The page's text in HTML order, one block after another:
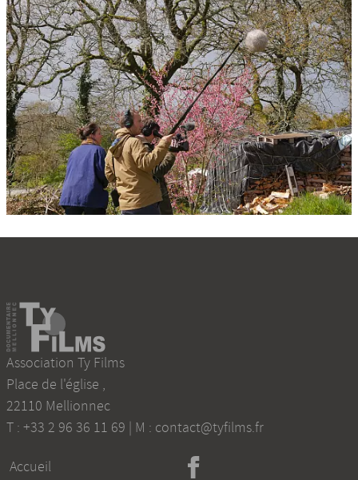
Association Ty Films
Place de l'église ,
22110 Mellionnec
T : +33 2 96 36 11 69 | M : contact@tyfilms.fr
Accueil